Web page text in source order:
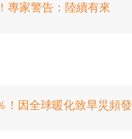
專家警告：陸續有來
！因全球暖化致旱災頻發